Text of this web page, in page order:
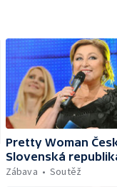
Pretty Woman
Slovenská
Zábava
Soutěž